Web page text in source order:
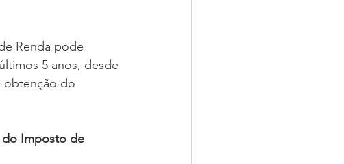
Renda pode
5 anos, desde
obtenção do
do Imposto de